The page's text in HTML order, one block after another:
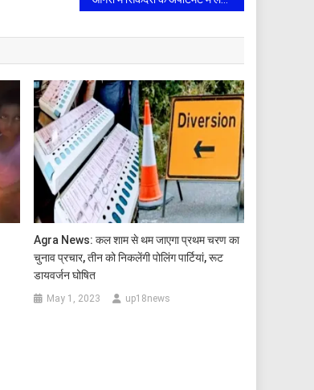
Agra News: कल शाम से थम जाएगा प्रथम चरण का
चुनाव प्रचार, तीन को निकलेंगी पोलिंग पार्टियां, रूट
डायवर्जन घोषित
May 1, 2023 up18news